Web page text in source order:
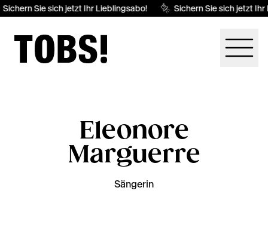
Sichern Sie sich jetzt Ihr Lieblingsabo! Sichern Sie sich jetzt Ihr
Eleonore
Marguerre
Sängerin